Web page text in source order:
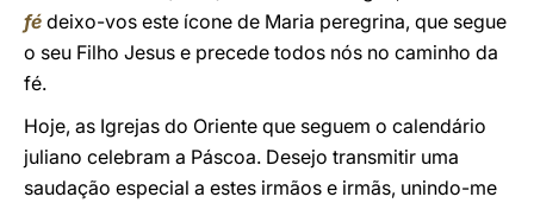
fé deixo-vos este ícone de Maria peregrina, que segue
o seu Filho Jesus e precede todos nós no caminho da
fé.
Hoje, as Igrejas do Oriente que seguem o calendário
juliano celebram a Páscoa. Desejo transmitir uma
saudação especial a estes irmãos e irmãs, unindo-me